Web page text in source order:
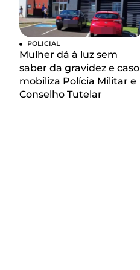
POLICIAL
Mulher dá à luz sem
saber da gravidez e caso
mobiliza Polícia Militar e
Conselho Tutelar